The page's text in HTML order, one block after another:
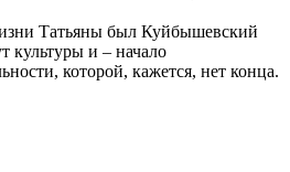
Татьяны был Куйбышевский
культуры и – начало
которой, кажется, нет конца.